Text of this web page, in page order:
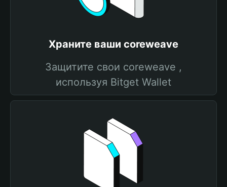
Храните ваши coreweave
Защитите свои coreweave ,
используя Bitget Wallet